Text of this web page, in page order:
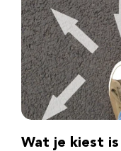
Wat je kiest